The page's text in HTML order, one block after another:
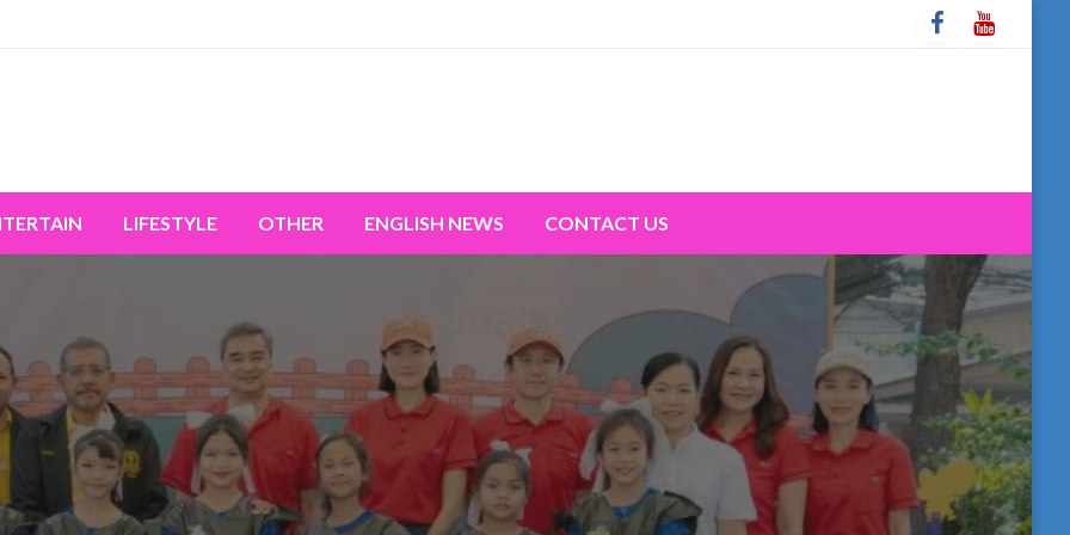
LIFESTYLE OTHER ENGLISH NEWS CONTACT US